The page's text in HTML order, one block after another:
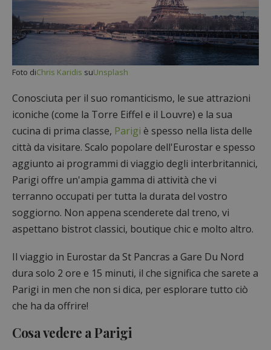
Foto diChris Karidis suUnsplash
Conosciuta per il suo romanticismo, le sue attrazioni
iconiche (come la Torre Eiffel e il Louvre) e la sua
cucina di prima classe, Parigi è spesso nella lista delle
città da visitare. Scalo popolare dell'Eurostar e spesso
aggiunto ai programmi di viaggio degli interbritannici,
Parigi offre un'ampia gamma di attività che vi
terranno occupati per tutta la durata del vostro
soggiorno. Non appena scenderete dal treno, vi
aspettano bistrot classici, boutique chic e molto altro.
Il viaggio in Eurostar da St Pancras a Gare Du Nord
dura solo 2 ore e 15 minuti, il che significa che sarete a
Parigi in men che non si dica, per esplorare tutto ciò
che ha da offrire!
Cosa vedere a Parigi